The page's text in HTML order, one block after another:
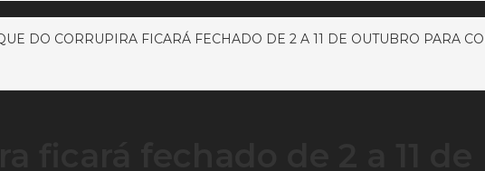
DO CORRUPIRA FICARÁ FECHADO DE 2 A 11 DE OUTUBRO PARA